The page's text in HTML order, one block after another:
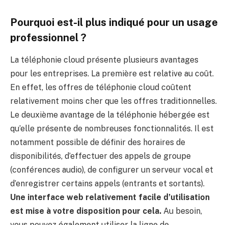
Pourquoi est-il plus indiqué pour un usage
professionnel ?
La téléphonie cloud présente plusieurs avantages
pour les entreprises. La première est relative au coût.
En effet, les offres de téléphonie cloud coûtent
relativement moins cher que les offres traditionnelles.
Le deuxième avantage de la téléphonie hébergée est
qu’elle présente de nombreuses fonctionnalités. Il est
notamment possible de définir des horaires de
disponibilités, d’effectuer des appels de groupe
(conférences audio), de configurer un serveur vocal et
d’enregistrer certains appels (entrants et sortants).
Une interface web relativement facile d’utilisation
est mise à votre disposition pour cela. Au besoin,